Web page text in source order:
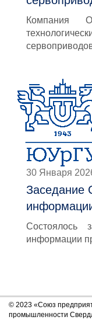
Компания
30 Января
Заседание
Состоялось
информации
© 2023 «Союз
промышленности